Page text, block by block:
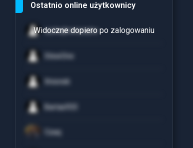
Ostatnio online użytkownicy
zyskujbezryzyka
StewOne
Xnionek
Bartas933
Czaq